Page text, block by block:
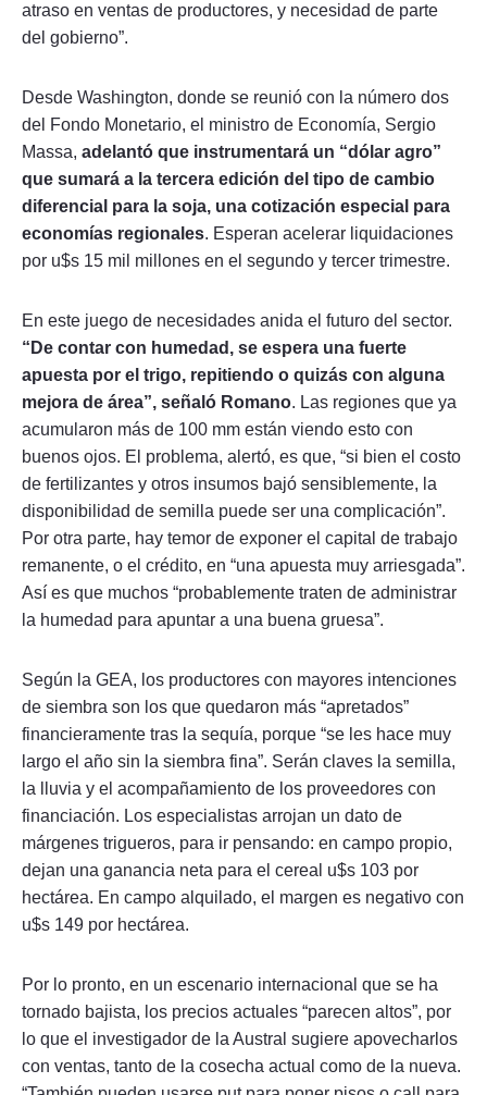
atraso en ventas de productores, y necesidad de parte
del gobierno”.
Desde Washington, donde se reunió con la número dos
del Fondo Monetario, el ministro de Economía, Sergio
Massa, adelantó que instrumentará un “dólar agro”
que sumará a la tercera edición del tipo de cambio
diferencial para la soja, una cotización especial para
economías regionales. Esperan acelerar liquidaciones
por u$s 15 mil millones en el segundo y tercer trimestre.
En este juego de necesidades anida el futuro del sector.
“De contar con humedad, se espera una fuerte
apuesta por el trigo, repitiendo o quizás con alguna
mejora de área”, señaló Romano. Las regiones que ya
acumularon más de 100 mm están viendo esto con
buenos ojos. El problema, alertó, es que, “si bien el costo
de fertilizantes y otros insumos bajó sensiblemente, la
disponibilidad de semilla puede ser una complicación”.
Por otra parte, hay temor de exponer el capital de trabajo
remanente, o el crédito, en “una apuesta muy arriesgada”.
Así es que muchos “probablemente traten de administrar
la humedad para apuntar a una buena gruesa”.
Según la GEA, los productores con mayores intenciones
de siembra son los que quedaron más “apretados”
financieramente tras la sequía, porque “se les hace muy
largo el año sin la siembra fina”. Serán claves la semilla,
la lluvia y el acompañamiento de los proveedores con
financiación. Los especialistas arrojan un dato de
márgenes trigueros, para ir pensando: en campo propio,
dejan una ganancia neta para el cereal u$s 103 por
hectárea. En campo alquilado, el margen es negativo con
u$s 149 por hectárea.
Por lo pronto, en un escenario internacional que se ha
tornado bajista, los precios actuales “parecen altos”, por
lo que el investigador de la Austral sugiere apovecharlos
con ventas, tanto de la cosecha actual como de la nueva.